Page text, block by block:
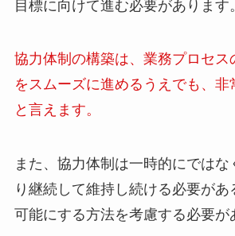
目標に向けて進む必要があります。
協力体制の構築は、業務プロセス
をスムーズに進めるうえでも、非
と言えます。
また、協力体制は一時的にではな
り継続して維持し続ける必要があ
可能にする方法を考慮する必要が